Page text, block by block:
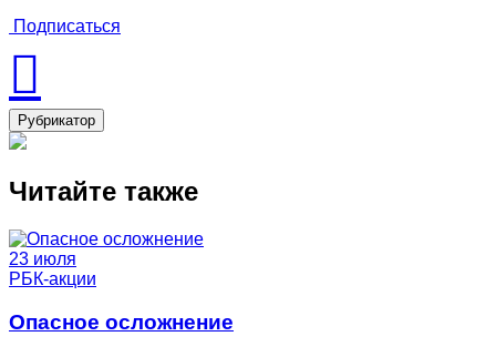
Подписаться
Рубрикатор
Читайте также
23 июля
РБК-акции
Опасное осложнение